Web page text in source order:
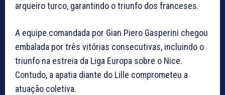
arqueiro turco, garantindo o triunfo dos franceses.
A equipe comandada por Gian Piero Gasperini chegou
embalada por três vitórias consecutivas, incluindo o
triunfo na estreia da Liga Europa sobre o Nice.
Contudo, a apatia diante do Lille comprometeu a
atuação coletiva.